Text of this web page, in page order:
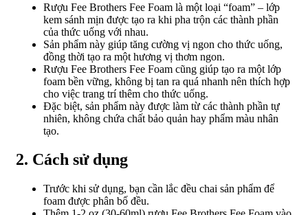
Rượu Fee Brothers Fee Foam là một loại “foam” – lớp
kem sánh mịn được tạo ra khi pha trộn các thành phần
của thức uống với nhau.
Sản phẩm này giúp tăng cường vị ngon cho thức uống,
đồng thời tạo ra một hương vị thơm ngon.
Rượu Fee Brothers Fee Foam cũng giúp tạo ra một lớp
foam bền vững, không bị tan ra quá nhanh nên thích hợp
cho việc trang trí thêm cho thức uống.
Đặc biệt, sản phẩm này được làm từ các thành phần tự
nhiên, không chứa chất bảo quản hay phẩm màu nhân
tạo.
2. Cách sử dụng
Trước khi sử dụng, bạn cần lắc đều chai sản phẩm để
foam được phân bố đều.